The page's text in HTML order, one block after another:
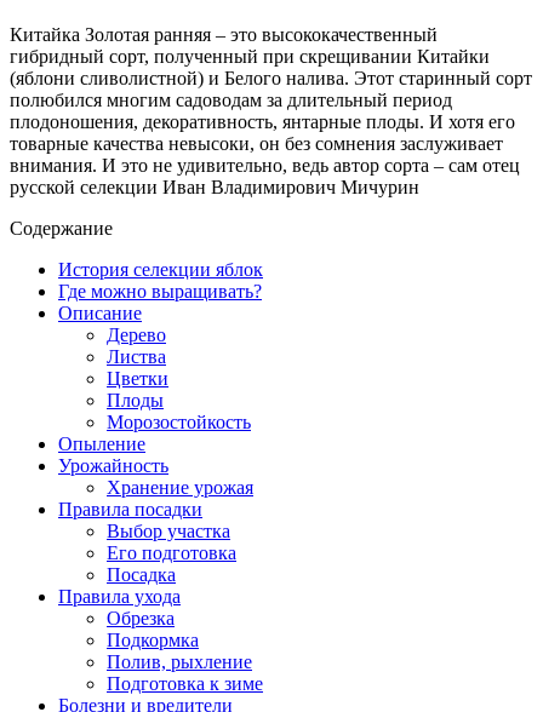
Китайка Золотая ранняя – это высококачественный
гибридный сорт, полученный при скрещивании Китайки
(яблони сливолистной) и Белого налива. Этот старинный сорт
полюбился многим садоводам за длительный период
плодоношения, декоративность, янтарные плоды. И хотя его
товарные качества невысоки, он без сомнения заслуживает
внимания. И это не удивительно, ведь автор сорта – сам отец
русской селекции Иван Владимирович Мичурин
Содержание
История селекции яблок
Где можно выращивать?
Описание
Дерево
Листва
Цветки
Плоды
Морозостойкость
Опыление
Урожайность
Хранение урожая
Правила посадки
Выбор участка
Его подготовка
Посадка
Правила ухода
Обрезка
Подкормка
Полив, рыхление
Подготовка к зиме
Болезни и вредители